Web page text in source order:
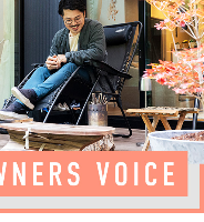
HOUSE
LINE-
UP
PROJECT
WHAT’S
LIFE
LABEL